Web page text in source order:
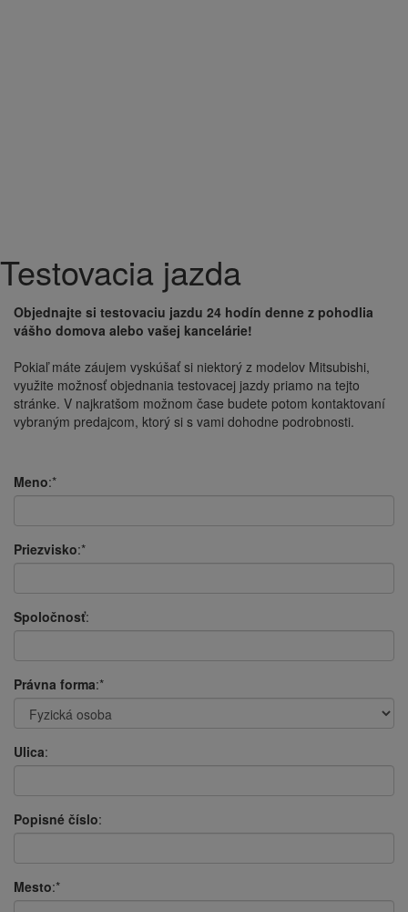
Testovacia jazda
Objednajte si testovaciu jazdu 24 hodín denne z pohodlia
vášho domova alebo vašej kancelárie!
Pokiaľ máte záujem vyskúšať si niektorý z modelov Mitsubishi,
využite možnosť objednania testovacej jazdy priamo na tejto
stránke. V najkratšom možnom čase budete potom kontaktovaní
vybraným predajcom, ktorý si s vami dohodne podrobnosti.
Meno:*
Priezvisko:*
Spoločnosť:
Právna forma:*
Ulica:
Popisné číslo:
Mesto:*